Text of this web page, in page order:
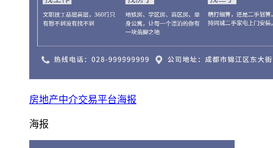
房地产中介交易平台海报
海报